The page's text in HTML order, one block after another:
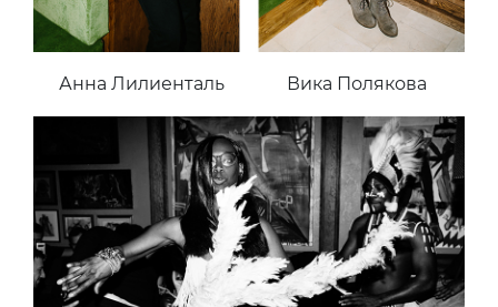
Анна Лилиенталь Вика Полякова